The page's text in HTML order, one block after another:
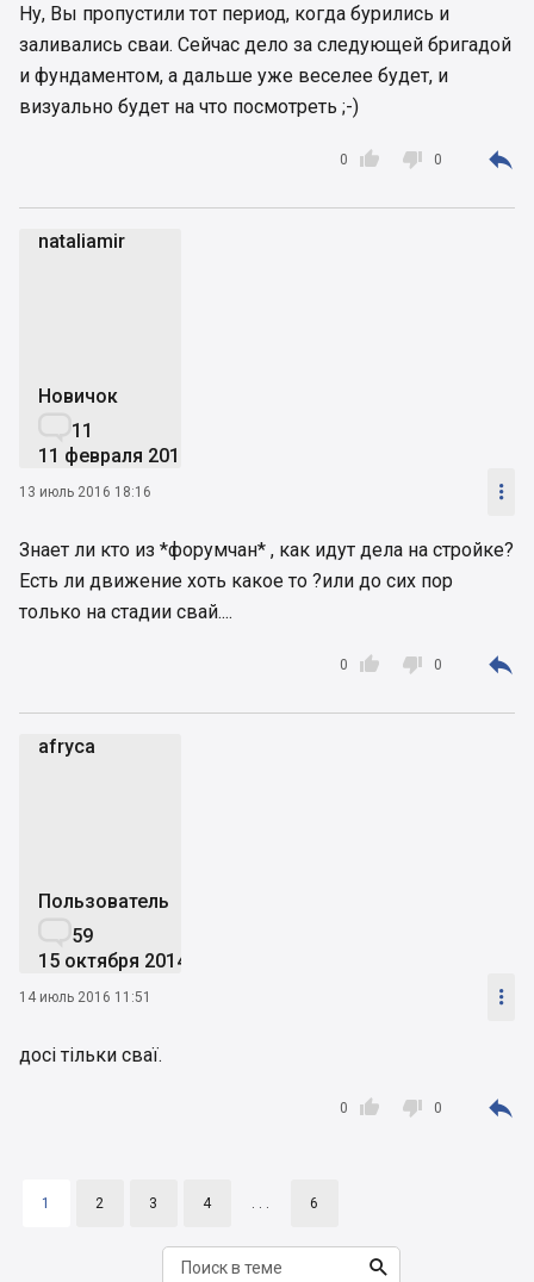
Ну, Вы пропустили тот период, когда бурились и
заливались сваи. Сейчас дело за следующей бригадой
и фундаментом, а дальше уже веселее будет, и
визуально будет на что посмотреть ;-)

0  0 
nataliamir
Новичок
11
11 февраля 2015
13 июль 2016 18:16 
Знает ли кто из *форумчан* , как идут дела на стройке?
Есть ли движение хоть какое то ?или до сих пор
только на стадии свай....

0  0 
afryca
Пользователь
59
15 октября 2014
14 июль 2016 11:51 
досі тільки сваї.

0  0 
1 2 3 4 6
